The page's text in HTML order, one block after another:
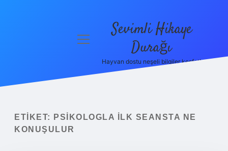
Yasal Uyarı
menüyü
Sevimli Hikaye
Durağı
Hayvan dostu neşeli bilgiler keşfet!
ETIKET:
PSIKOLOGLA ILK SEANSTA NE
KONUŞULUR